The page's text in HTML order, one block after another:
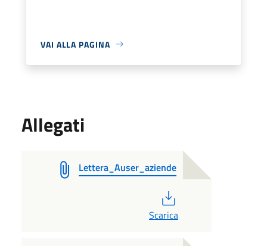
VAI ALLA PAGINA
Allegati
Lettera_Auser_aziende
Scarica